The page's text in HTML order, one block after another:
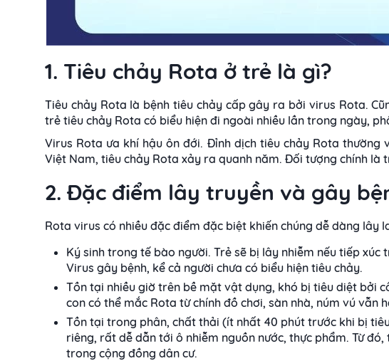
1. Tiêu chảy Rota ở trẻ là gì?
Tiêu chảy Rota là bệnh tiêu chảy cấp gây ra bởi virus Rota.
trẻ tiêu chảy Rota có biểu hiện đi ngoài nhiều lần trong ngày,
Virus Rota ưa khí hậu ôn đới. Đỉnh dịch tiêu chảy Rota thường
Việt Nam, tiêu chảy Rota xảy ra quanh năm. Đối tượng chính là
2. Đặc điểm lây truyền và gây
Rota virus có nhiều đặc điểm đặc biệt khiến chúng dễ dàng lây
Ký sinh trong tế bào người. Trẻ sẽ bị lây nhiễm nếu tiếp
Virus gây bệnh, kể cả người chưa có biểu hiện tiêu chảy.
Tồn tại nhiều giờ trên bề mặt vật dụng, khó bị tiêu diệt bởi
con có thể mắc Rota từ chính đồ chơi, sàn nhà, núm vú vẫn
Tồn tại trong phân, chất thải (ít nhất 40 phút trước khi bị
riêng, rất dễ dẫn tới ô nhiễm nguồn nước, thực phẩm. Từ
trong cộng đồng dân cư.